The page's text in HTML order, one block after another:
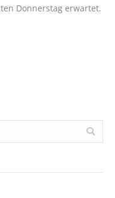
Donnerstag erwartet.